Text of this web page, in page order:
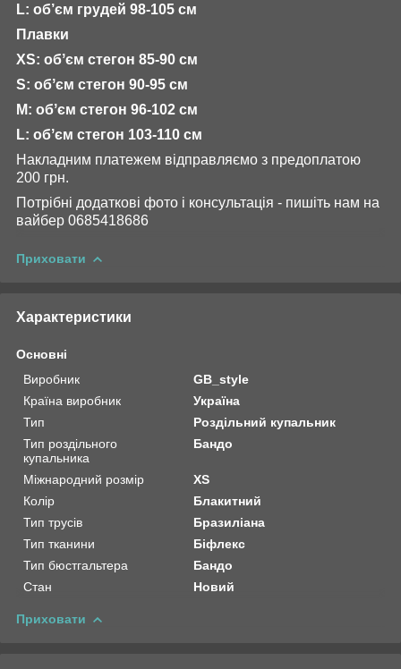
L: об’єм грудей 98-105 см
Плавки
XS: обʼєм стегон 85-90 см
S: обʼєм стегон 90-95 см
М: обʼєм стегон 96-102 см
L: обʼєм стегон 103-110 см
Накладним платежем відправляємо з предоплатою
200 грн.
Потрібні додаткові фото і консультація - пишіть нам на
вайбер 0685418686
Приховати
Характеристики
Основні
Виробник
GB_style
Країна виробник
Україна
Тип
Роздільний купальник
Тип роздільного
купальника
Бандо
Міжнародний розмір
XS
Колір
Блакитний
Тип трусів
Бразиліана
Тип тканини
Біфлекс
Тип бюстгальтера
Бандо
Стан
Новий
Приховати